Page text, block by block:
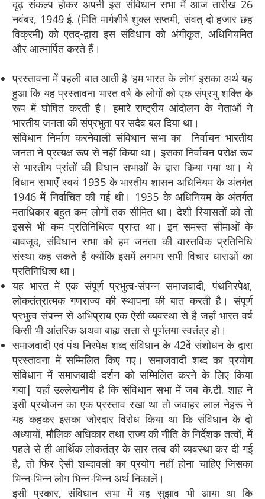
दृढ़ संकल्प होकर अपनी इस संविधान सभा में आज तारीख 26
नवंबर, 1949 ई. (मिति मार्गशीर्ष शुक्ल सप्तमी, संवत् दो हजार छह
विक्रमी) को एतद्-द्वारा इस संविधान को अंगीकृत, अधिनियमित
और आत्मार्पित करते हैं।
प्रस्तावना में पहली बात आती है 'हम भारत के लोग’ इसका अर्थ यह
हुआ कि यह प्रस्तावना भारत वर्ष के लोगों को एक संप्रभु शक्ति के
रूप में घोषित करती है। हमारे राष्ट्रीय आंदोलन के नेताओं ने
भारतीय जनता की संप्रभुता पर सदैव बल दिया था।
संविधान निर्माण करनेवाली संविधान सभा का निर्वाचन भारतीय
जनता ने प्रत्यक्ष रूप से नहीं किया था। इसका निर्वाचन परोक्ष रूप
से भारतीय प्रांतों की विधान सभाओं के द्वारा किया गया था। ये
विधान सभाएँ स्वयं 1935 के भारतीय शासन अधिनियम के अंतर्गत
1946 में निर्वाचित की गई थी। 1935 के अधिनियम के अंतर्गत
मताधिकार बहुत कम लोगों तक सीमित था। देशी रियासतों को तो
इससे भी कम प्रतिनिधित्व प्राप्त था। इन समस्त सीमाओं के
बावजूद, संविधान सभा को हम जनता की वास्तविक प्रतिनिधि
संस्था कह सकते है क्योंकि इसमें लगभग सभी विचार धाराओं का
प्रतिनिधित्व था।
यह भारत में एक संपूर्ण प्रभुत्व-संपन्न समाजवादी, पंथनिरपेक्ष,
लोकतंत्रात्मक गणराज्य की स्थापना की बात करती है। संपूर्ण
प्रभुत्व संपन्न से अभिप्राय एक ऐसी व्यवस्था से है जहाँ भारत वर्ष
किसी भी आंतरिक अथवा बाह्य सत्ता से पूर्णतया स्वतंत्र हो।
समाजवादी एवं पंथ निरपेक्ष शब्द संविधान के 42वें संशोधन के द्वारा
प्रस्तावना में सम्मिलित किए गए। समाजवादी शब्द का प्रयोग
संविधान में समाजवादी दर्शन को सम्मिलित करने के लिए किया
गया| यहाँ उल्लेखनीय है कि संविधान सभा में जब के.टी. शाह ने
इसी प्रयोजन का एक प्रस्ताव रखा था तो जवाहर लाल नेहरू ने
यह कहकर इसका जोरदार विरोध किया था कि संविधान के दो
अध्यायों, मौलिक अधिकार तथा राज्य की नीति के निर्देशक तत्वों, में
पहले से ही आर्थिक लोकतंत्र के सार तत्व की व्यवस्था कर दी गई
है, तो फिर ऐसी शब्दावली का प्रयोग नहीं होना चाहिए जिसका
भिन्न-भिन्न लोग भिन्न-भिन्न अर्थ निकालें।
इसी प्रकार, संविधान सभा में यह सुझाव भी आया था कि